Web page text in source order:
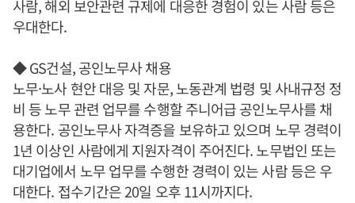
사람, 해외 보안관련 규제에 대응한 경험이 있는 사람 등은
우대한다.
◆ GS건설, 공인노무사 채용
노무·노사 현안 대응 및 자문, 노동관계 법령 및 사내규정 정
비 등 노무 관련 업무를 수행할 주니어급 공인노무사를 채
용한다. 공인노무사 자격증을 보유하고 있으며 노무 경력이
1년 이상인 사람에게 지원자격이 주어진다. 노무법인 또는
대기업에서 노무 업무를 수행한 경력이 있는 사람 등은 우
대한다. 접수기간은 20일 오후 11시까지다.